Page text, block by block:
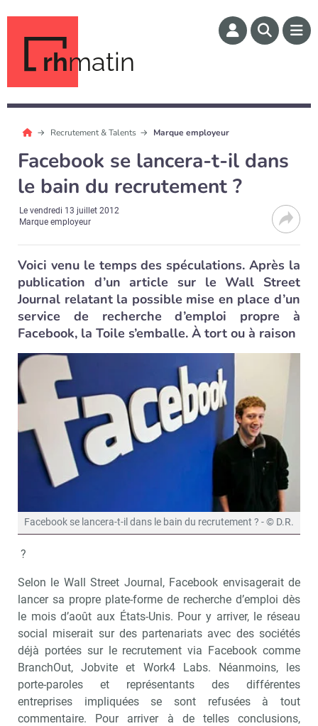
rhmatin
Recrutement & Talents Marque employeur
Facebook se lancera-t-il dans
le bain du recrutement ?
Levendredi 13 juillet 2012
Marque employeur
Voici venu le temps des spéculations. Après la
publication d’un article sur le Wall Street
Journal relatant la possible mise en place d’un
service de recherche d’emploi propre à
Facebook, la Toile s’emballe. À tort ou à raison
Facebook se lancera-t-il dans le bain du recrutement ? - © D.R.
?
Selon le Wall Street Journal, Facebook envisagerait de
lancer sa propre plate-forme de recherche d’emploi dès
le mois d’août aux États-Unis. Pour y arriver, le réseau
social miserait sur des partenariats avec des sociétés
déjà portées sur le recrutement via Facebook comme
BranchOut, Jobvite et Work4 Labs. Néanmoins, les
porte-paroles et représentants des différentes
entreprises impliquées se sont refusées à tout
commentaire. Pour arriver à de telles conclusions,